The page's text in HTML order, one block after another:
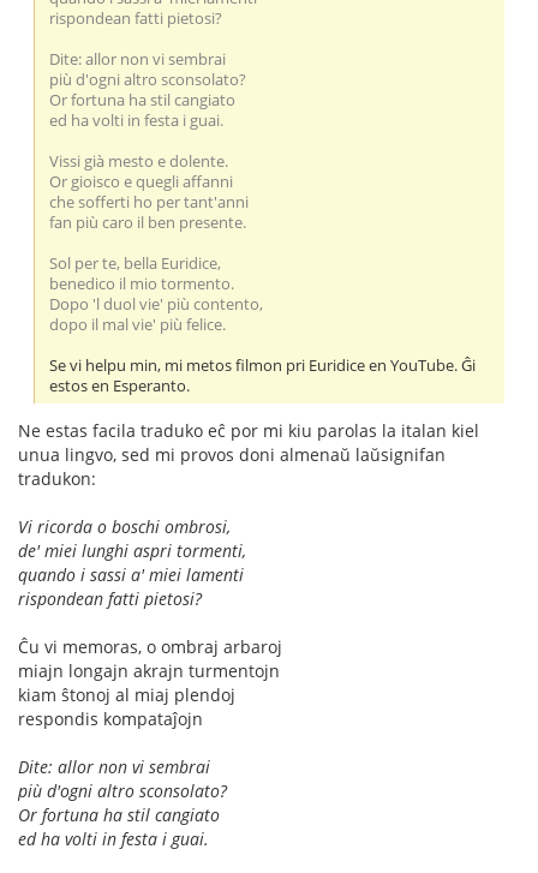
rispondean fatti pietosi?
Dite: allor non vi sembrai
più d'ogni altro sconsolato?
Or fortuna ha stil cangiato
ed ha volti in festa i guai.
Vissi già mesto e dolente.
Or gioisco e quegli affanni
che sofferti ho per tant'anni
fan più caro il ben presente.
Sol per te, bella Euridice,
benedico il mio tormento.
Dopo 'l duol vie' più contento,
dopo il mal vie' più felice.
Se vi helpu min, mi metos filmon pri Euridice en YouTube. Ĝi
estos en Esperanto.
Ne estas facila traduko eĉ por mi kiu parolas la italan kiel
unua lingvo, sed mi provos doni almenaŭ laŭsignifan
tradukon:
Vi ricorda o boschi ombrosi,
de' miei lunghi aspri tormenti,
quando i sassi a' miei lamenti
rispondean fatti pietosi?
Ĉu vi memoras, o ombraj arbaroj
miajn longajn akrajn turmentojn
kiam ŝtonoj al miaj plendoj
respondis kompataĵojn
Dite: allor non vi sembrai
più d'ogni altro sconsolato?
Or fortuna ha stil cangiato
ed ha volti in festa i guai.